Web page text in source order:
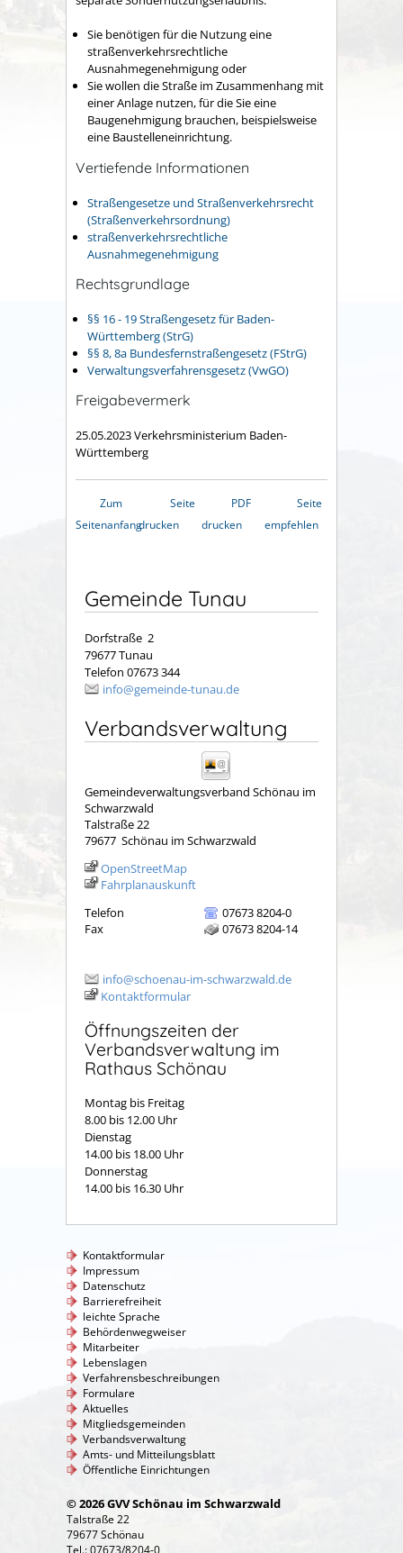
Sie benötigen für die Nutzung eine
straßenverkehrsrechtliche
Ausnahmegenehmigung oder
Sie wollen die Straße im Zusammenhang mit
einer Anlage nutzen, für die Sie eine
Baugenehmigung brauchen, beispielsweise
eine Baustelleneinrichtung.
Vertiefende Informationen
Straßengesetze und Straßenverkehrsrecht
(Straßenverkehrsordnung)
straßenverkehrsrechtliche
Ausnahmegenehmigung
Rechtsgrundlage
§§ 16 - 19 Straßengesetz für Baden-
Württemberg (StrG)
§§ 8, 8a Bundesfernstraßengesetz (FStrG)
Verwaltungsverfahrensgesetz (VwGO)
Freigabevermerk
25.05.2023 Verkehrsministerium Baden-
Württemberg
Zum
Seitenanfang
Seite
drucken
PDF
drucken
Seite
empfehlen
Gemeinde Tunau
Dorfstraße 2
79677 Tunau
Telefon 07673 344
info@gemeinde-tunau.de
Verbandsverwaltung
Gemeindeverwaltungsverband Schönau im
Schwarzwald
Talstraße 22
79677 Schönau im Schwarzwald
OpenStreetMap
Fahrplanauskunft
Telefon
07673 8204-0
Fax
07673 8204-14
info@schoenau-im-schwarzwald.de
Kontaktformular
Öffnungszeiten der
Verbandsverwaltung im
Rathaus Schönau
Montag bis Freitag
8.00 bis 12.00 Uhr
Dienstag
14.00 bis 18.00 Uhr
Donnerstag
14.00 bis 16.30 Uhr
Kontaktformular
Impressum
Datenschutz
Barrierefreiheit
leichte Sprache
Behördenwegweiser
Mitarbeiter
Lebenslagen
Verfahrensbeschreibungen
Formulare
Aktuelles
Mitgliedsgemeinden
Verbandsverwaltung
Amts- und Mitteilungsblatt
Öffentliche Einrichtungen
© 2026 GVV Schönau im Schwarzwald
Talstraße 22
79677 Schönau